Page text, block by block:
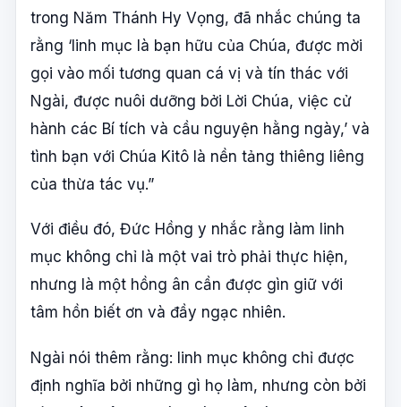
trong Năm Thánh Hy Vọng, đã nhắc chúng ta
rằng ‘linh mục là bạn hữu của Chúa, được mời
gọi vào mối tương quan cá vị và tín thác với
Ngài, được nuôi dưỡng bởi Lời Chúa, việc cử
hành các Bí tích và cầu nguyện hằng ngày,’ và
tình bạn với Chúa Kitô là nền tảng thiêng liêng
của thừa tác vụ.”
Với điều đó, Đức Hồng y nhắc rằng làm linh
mục không chỉ là một vai trò phải thực hiện,
nhưng là một hồng ân cần được gìn giữ với
tâm hồn biết ơn và đầy ngạc nhiên.
Ngài nói thêm rằng: linh mục không chỉ được
định nghĩa bởi những gì họ làm, nhưng còn bởi